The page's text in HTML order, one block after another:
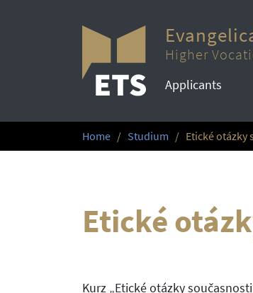
Higher
Applicants
Home Studium Etické otázky
Etické
Kurz „Etické otázky